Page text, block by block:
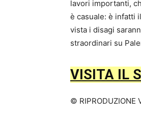
lavori importanti,
è casuale: è infatti
vista i disagi
straordinari su
VISITA IL
© RIPRODUZIONE